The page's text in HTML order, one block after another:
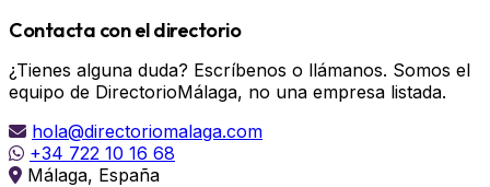
Contacta con el directorio
¿Tienes alguna duda? Escríbenos o llámanos. Somos el
equipo de DirectorioMálaga, no una empresa listada.
hola@directoriomalaga.com
+34 722 10 16 68
Málaga, España